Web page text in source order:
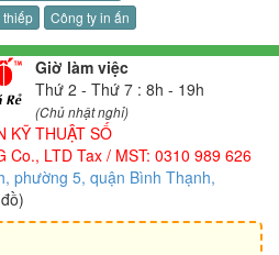
thiếp Công ty in ấn
Giờ làm việc
Thứ 2 - Thứ 7 : 8h - 19h
(Chủ nhật nghỉ)
KỸ THUẬT SỐ
Co., LTD Tax / MST: 0310 989 626
phường 5, quận Bình Thạnh,